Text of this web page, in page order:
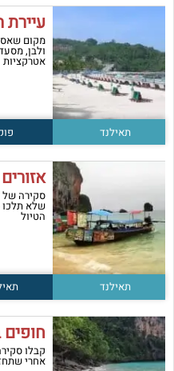
מקום
ולבן,
אטרקציות
תאילנד
סקירה של
שלא תלכו
הטיול
תאילנד
חופים
קבלו
אחרי